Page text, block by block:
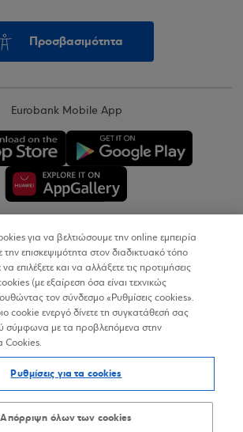
Προσβασιμότητα
Eurobank Mobile App
Copyright © 2026
Όροι Χρήσης
Δεδομένα στον Διαδικτυακό Τόπο
Δήλωση Προσβασιμότητας
Sitemap
για να βελτιώσουμε την online εμπειρία
επισκεψιμότητα στον διαδικτυακό τόπο
επιλέξετε και να αλλάξετε τις προτιμήσεις
(με εξαίρεση όσα είναι τεχνικώς
τον σύνδεσμο «Ρυθμίσεις cookies».
cookie ενεργό δίνετε τη συγκατάθεσή σας
σύμφωνα με τα προβλεπόμενα στην
Cookies.
Ρυθμίσεις για τα cookies
Απόρριψη όλων των cookies